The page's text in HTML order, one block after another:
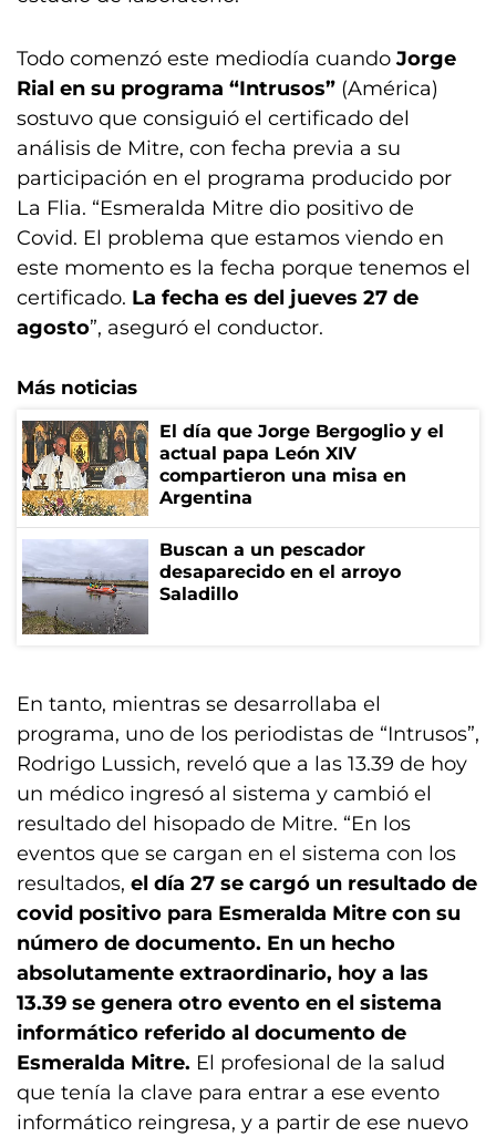
Todo comenzó este mediodía cuando Jorge
Rial en su programa “Intrusos” (América)
sostuvo que consiguió el certificado del
análisis de Mitre, con fecha previa a su
participación en el programa producido por
La Flia. “Esmeralda Mitre dio positivo de
Covid. El problema que estamos viendo en
este momento es la fecha porque tenemos el
certificado. La fecha es del jueves 27 de
agosto”, aseguró el conductor.
Más noticias
El día que Jorge Bergoglio y el
actual papa León XIV
compartieron una misa en
Argentina
Buscan a un pescador
desaparecido en el arroyo
Saladillo
En tanto, mientras se desarrollaba el
programa, uno de los periodistas de “Intrusos”,
Rodrigo Lussich, reveló que a las 13.39 de hoy
un médico ingresó al sistema y cambió el
resultado del hisopado de Mitre. “En los
eventos que se cargan en el sistema con los
resultados, el día 27 se cargó un resultado de
covid positivo para Esmeralda Mitre con su
número de documento. En un hecho
absolutamente extraordinario, hoy a las
13.39 se genera otro evento en el sistema
informático referido al documento de
Esmeralda Mitre. El profesional de la salud
que tenía la clave para entrar a ese evento
informático reingresa, y a partir de ese nuevo